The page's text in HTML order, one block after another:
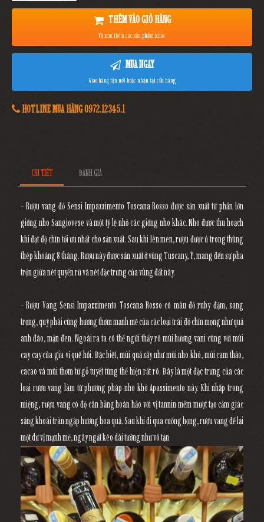
THÊM VÀO GIỎ HÀNG
Và xem thêm các sản phẩm khác
MUA NGAY
Giao hàng tận nơi hoặc nhận tại cửa hàng
HOTLINE MUA HÀNG 0972.12345.1
CHI TIẾT ĐÁNH GIÁ
- Rượu vang đỏ Sensi Impazzimento Toscana Rosso được sản xuất từ phần lớn
giống nho Sangiovese và một tỷ lệ nhỏ các giống nho khác. Nho được thu hoạch
khi đạt độ chín tối ưu nhất cho sản xuất. Sau khi lên men, rượu được ủ trong thùng
thép khoảng 8 tháng. Rượu này được sản xuất ở vùng Tuscany, Ý, mang đến sự pha
trộn giữa nét quyến rũ và nét đặc trưng của vùng đất này.
- Rượu Vang Sensi Impazzimento Toscana Rosso có màu đỏ ruby đậm, sang
trọng, quý phái cùng hương thơm mạnh mẽ của các loại trái đỏ chín mọng như quả
anh đào, mận đen. Ngoài ra ta có thể ngửi thấy rõ mùi hương vani cùng với mùi
cay cay của gia vị quế hồi. Đặc biệt, mùi quả sấy như mùi nho khô, mùi cam thảo,
cacao và mùi thơm từ gỗ tuyết tùng thể hiện rất rõ. Đây là một đặc trưng của các
loại rượu vang làm từ phương pháp nho khô Apassimento này. Khi nhấp trong
miệng, rượu vang có độ cân bằng hoàn hảo với vị tannin mềm mượt tạo cảm giác
sảng khoái tràn ngập hương hoa quả. Sau khi đi qua cuống họng, rượu vang để lại
một dư vị mạnh mẽ, ngây ngất kéo dài tưởng như vô tận